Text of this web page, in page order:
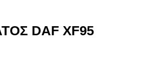
DAF XF95